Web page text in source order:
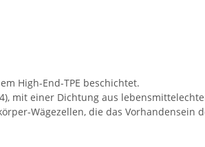
High-End-TPE beschichtet.
mit einer Dichtung aus
Wägezellen, die das